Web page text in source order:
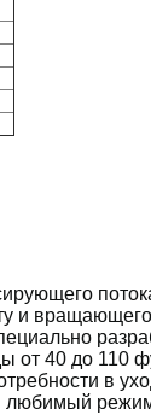
и
от 40 до 110
в
любимый